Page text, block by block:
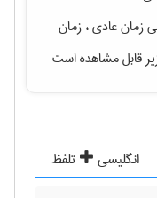
زمان عادی ، زمان
قابل مشاهده است
انگلیسی
تلفظ